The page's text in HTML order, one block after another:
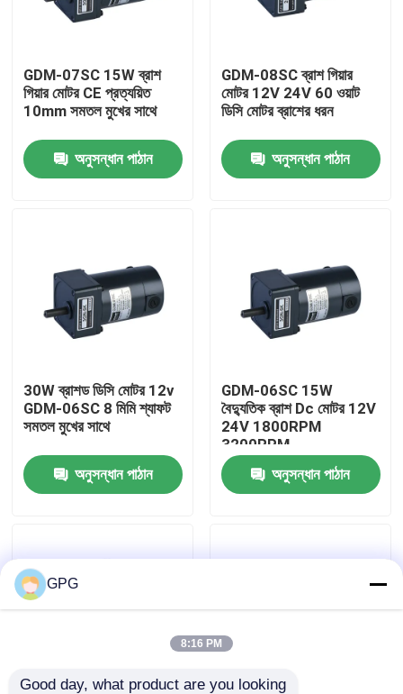
বাড়ি
ভিডিও
আমাদের সম্পর্কে
কারখানা পরিদর্শন
গুণমান নিয়ন্ত্রণ
খবর
ডিসি গিয়ার মোটর
GDM-07SC 15W ব্রাশ
গিয়ার মোটর CE প্রত্যয়িত
10mm সমতল মুখের সাথে
অনুসন্ধান পাঠান
GDM-08SC ব্রাশ গিয়ার
মোটর 12V 24V 60 ওয়াট
ডিসি মোটর ব্রাশের ধরন
অনুসন্ধান পাঠান
30W ব্রাশড ডিসি মোটর 12v
GDM-06SC 8 মিমি শ্যাফট
সমতল মুখের সাথে
অনুসন্ধান পাঠান
GDM-06SC 15W
বৈদ্যুতিক ব্রাশ Dc মোটর 12V
24V 1800RPM
3200RPM
অনুসন্ধান পাঠান
GPG
8:16 PM
Good day, what product are you looking